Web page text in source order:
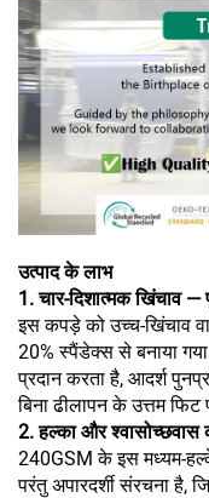
उत्पाद के लाभ
1. चार-दिशात्मक खिंचाव —
इस कपड़े को उच्च-खिंचाव
20% स्पैंडेक्स से बनाया
प्रदान करता है, आदर्श
बिना ढीलापन के उत्तम फिट
2. हल्का और श्वासोच्छवास
240GSM के इस मध्यम-
परंतु अपारदर्शी संरचना